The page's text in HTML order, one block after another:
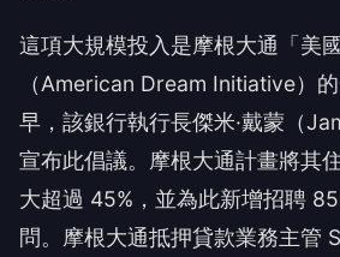
這項大規模投入是摩根大通「美
（American Dream Initiative）
早，該銀行執行長傑米·戴蒙（
宣布此倡議。摩根大通計畫將其
大超過 45%，並為此新增招聘
問。摩根大通抵押貸款業務主管